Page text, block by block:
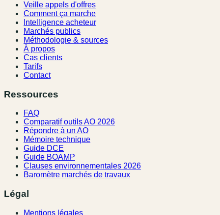
Veille appels d'offres
Comment ça marche
Intelligence acheteur
Marchés publics
Méthodologie & sources
À propos
Cas clients
Tarifs
Contact
Ressources
FAQ
Comparatif outils AO 2026
Répondre à un AO
Mémoire technique
Guide DCE
Guide BOAMP
Clauses environnementales 2026
Baromètre marchés de travaux
Légal
Mentions légales